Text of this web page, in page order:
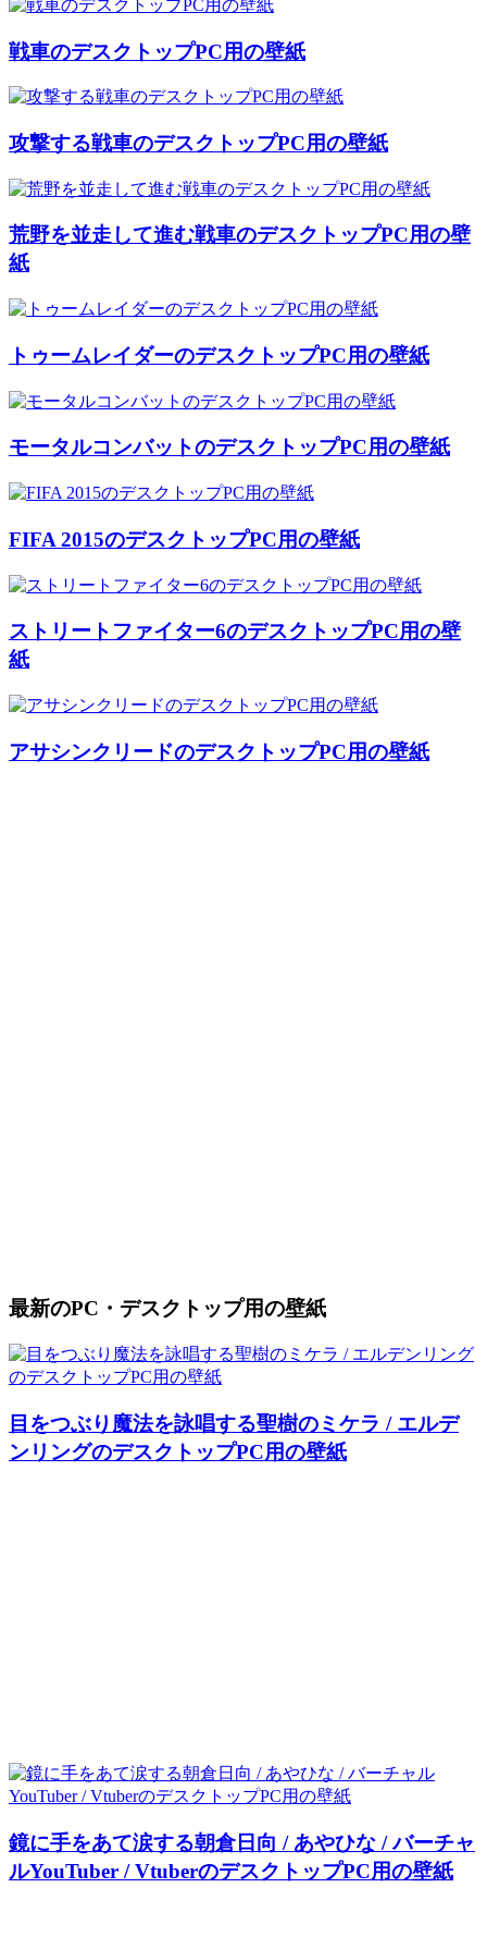
戦車のデスクトップPC用の壁紙
攻撃する戦車のデスクトップPC用の壁紙
荒野を並走して進む戦車のデスクトップPC用の壁
紙
トゥームレイダーのデスクトップPC用の壁紙
モータルコンバットのデスクトップPC用の壁紙
FIFA 2015のデスクトップPC用の壁紙
ストリートファイター6のデスクトップPC用の壁
紙
アサシンクリードのデスクトップPC用の壁紙
最新のPC・デスクトップ用の壁紙
目をつぶり魔法を詠唱する聖樹のミケラ / エルデ
ンリングのデスクトップPC用の壁紙
鏡に手をあて涙する朝倉日向 / あやひな / バーチャ
ルYouTuber / VtuberのデスクトップPC用の壁紙